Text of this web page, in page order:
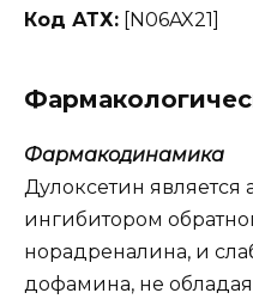
Код АТХ: [N06AX21]
Фармакодинамика
Дулоксетин является
ингибитором
норадреналина, и
дофамина, не